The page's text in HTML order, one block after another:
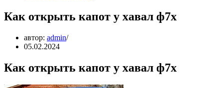
Как открыть капот у хавал ф7х
автор: admin
05.02.2024
Как открыть капот у хавал ф7х